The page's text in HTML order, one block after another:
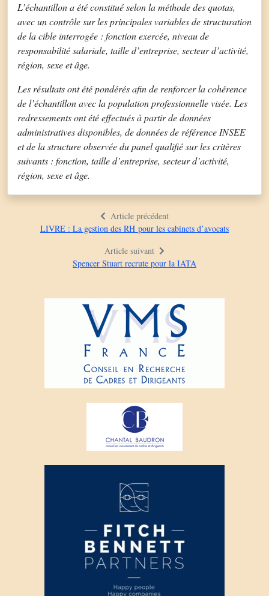
L’échantillon a été constitué selon la méthode des quotas,
avec un contrôle sur les principales variables de structuration
de la cible interrogée : fonction exercée, niveau de
responsabilité salariale, taille d’entreprise, secteur d’activité,
région, sexe et âge.
Les résultats ont été pondérés afin de renforcer la cohérence
de l’échantillon avec la population professionnelle visée. Les
redressements ont été effectués à partir de données
administratives disponibles, de données de référence INSEE
et de la structure observée du panel qualifié sur les critères
suivants : fonction, taille d’entreprise, secteur d’activité,
région, sexe et âge.
Article précédent
LIVRE : La gestion des RH pour les cabinets d’avocats
Article suivant
Spencer Stuart recrute pour la IATA